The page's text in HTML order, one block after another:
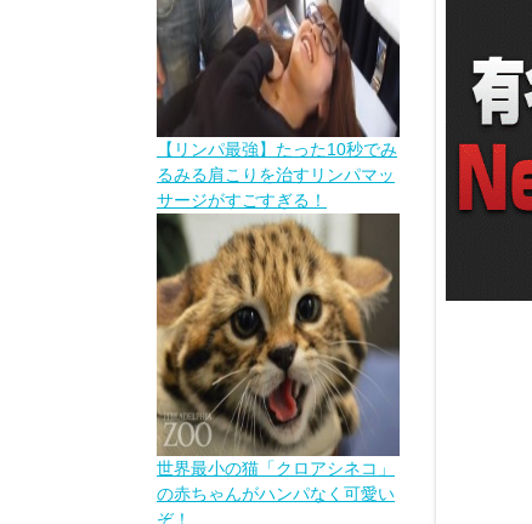
【リンパ最強】たった10秒でみ
るみる肩こりを治すリンパマッ
サージがすごすぎる！
世界最小の猫「クロアシネコ」
の赤ちゃんがハンパなく可愛い
ぞ！